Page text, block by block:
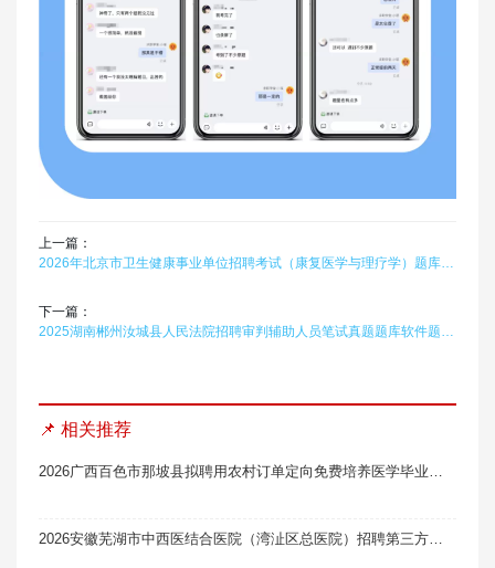
上一篇：
2026年北京市卫生健康事业单位招聘考试（康复医学与理疗学）题库软件题引力
下一篇：
2025湖南郴州汝城县人民法院招聘审判辅助人员笔试真题题库软件题引力
📌 相关推荐